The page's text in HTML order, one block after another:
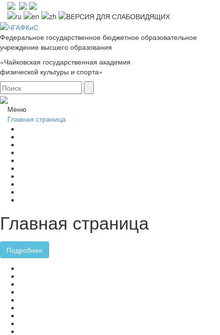
Федеральное государственное бюджетное образовательное
учреждение высшего образования
«Чайковская государственная академия
физической культуры и спорта»
Меню
Главная страница
Главная страница
Подробнее